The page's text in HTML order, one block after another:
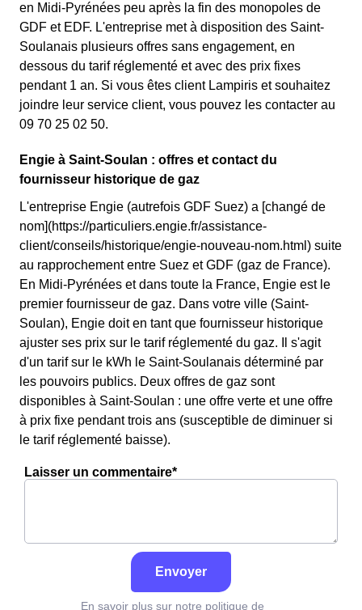
en Midi-Pyrénées peu après la fin des monopoles de
GDF et EDF. L'entreprise met à disposition des Saint-
Soulanais plusieurs offres sans engagement, en
dessous du tarif réglementé et avec des prix fixes
pendant 1 an. Si vous êtes client Lampiris et souhaitez
joindre leur service client, vous pouvez les contacter au
09 70 25 02 50.
Engie à Saint-Soulan : offres et contact du
fournisseur historique de gaz
L'entreprise Engie (autrefois GDF Suez) a [changé de
nom](https://particuliers.engie.fr/assistance-
client/conseils/historique/engie-nouveau-nom.html) suite
au rapprochement entre Suez et GDF (gaz de France).
En Midi-Pyrénées et dans toute la France, Engie est le
premier fournisseur de gaz. Dans votre ville (Saint-
Soulan), Engie doit en tant que fournisseur historique
ajuster ses prix sur le tarif réglementé du gaz. Il s'agit
d'un tarif sur le kWh le Saint-Soulanais déterminé par
les pouvoirs publics. Deux offres de gaz sont
disponibles à Saint-Soulan : une offre verte et une offre
à prix fixe pendant trois ans (susceptible de diminuer si
le tarif réglementé baisse).
Laisser un commentaire*
Envoyer
En savoir plus sur notre politique de